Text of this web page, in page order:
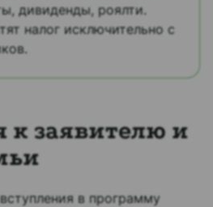
дивиденды, роялти.
налог исключительно с
к заявителю и
в программу